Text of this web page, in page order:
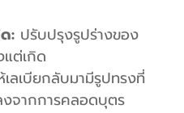
: ปรับปรุงรูปร่างของ
ต่เกิด
เบียกลับมามีรูปทรงที่
จากการคลอดบุตร